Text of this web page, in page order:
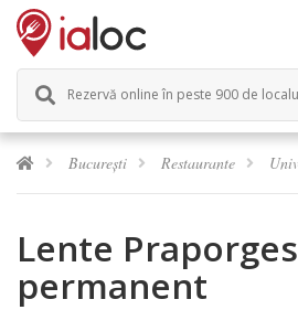
Rezervă online în peste 900 de
București Restaurante
Lente
permanent